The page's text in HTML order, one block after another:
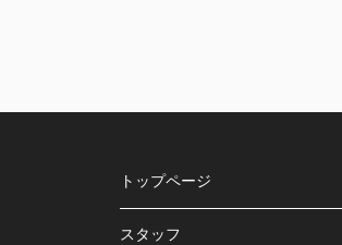
トップページ
スタッフ